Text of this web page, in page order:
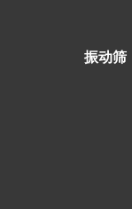
振动筛